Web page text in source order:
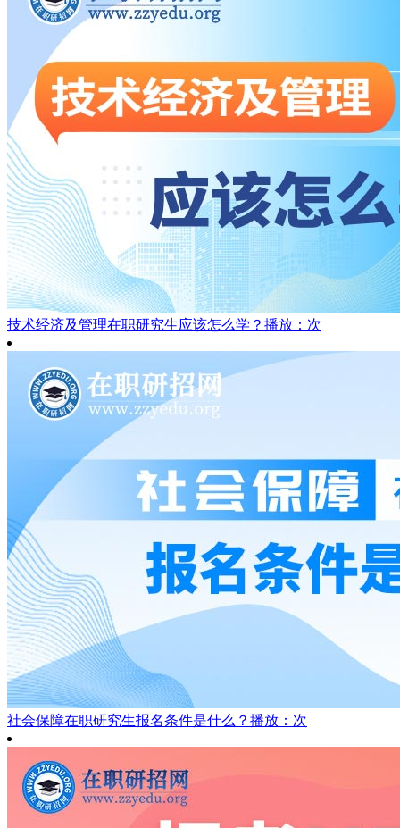
技术经济及管理在职研究生应该怎么学？ 播放：次
社会保障在职研究生报名条件是什么？ 播放：次